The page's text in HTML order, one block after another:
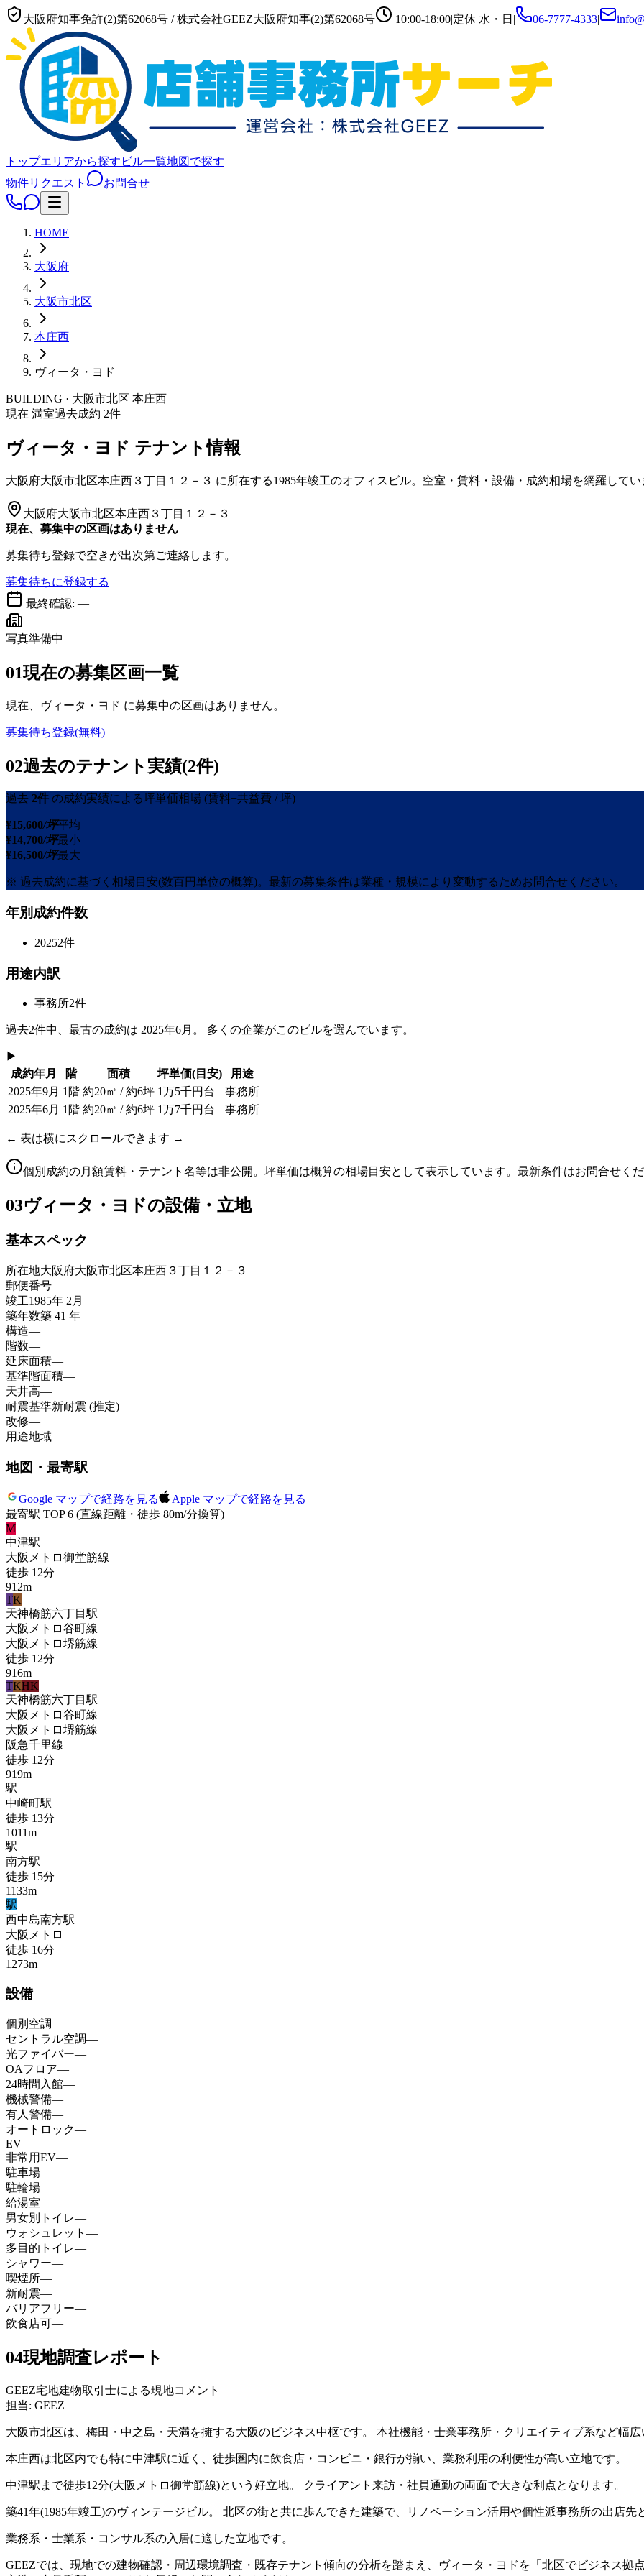
大阪府知事免許(2)第62068号 /株式会社GEEZ大阪府知事(2)第62068号 10:00-18:00|定休 水・日 | 06-7777-4333|
トップエリアから探す ビル一覧地図で探す
物件リクエスト
お問合せ
HOME
大阪府
大阪市北区
本庄西
ヴィータ・ヨド
BUILDING · 大阪市北区 本庄西
現在 満室過去成約 2件
ヴィータ・ヨド テナント情報
大阪府大阪市北区本庄西３丁目１２－３ に所在する1985年竣工のオフィスビル。空室・賃料・設備・成約相場を網羅してい
大阪府大阪市北区本庄西３丁目１２－３
現在、募集中の区画はありません
募集待ち登録で空きが出次第ご連絡します。
募集待ちに登録する
最終確認: —
写真準備中
01現在の募集区画一覧
現在、 ヴィータ・ヨド に募集中の区画はありません。
募集待ち登録(無料)
02過去のテナント実績(2件)
過去 2件 の成約実績による坪単価相場 (賃料+共益費 / 坪)
¥15,600/坪平均
¥14,700/坪最小
¥16,500/坪最大
※ 過去成約に基づく相場目安(数百円単位の概算)。最新の募集条件は業種・規模により変動するためお問合せください。
年別成約件数
20252件
用途内訳
事務所2件
過去2件中、最古の成約は 2025年6月 。 多くの企業がこのビルを選んでいます。
▶
成約年月
階 面積 坪単価(目安)
用途
2025年9月 1階 約20㎡ / 約6坪 1万5千円台
事務所
2025年6月 1階 約20㎡ / 約6坪 1万7千円台 事務所
← 表は横にスクロールできます →
個別成約の月額賃料・テナント名等は非公開。坪単価は概算の相場目安として表示しています。最新条件はお問合せく
03ヴィータ・ヨドの設備・立地
基本スペック
所在地大阪府大阪市北区本庄西３丁目１２－３
郵便番号—
竣工1985年 2月
築年数築 41 年
構造—
階数—
延床面積—
基準階面積—
天井高—
耐震基準新耐震 (推定)
改修—
用途地域—
地図・最寄駅
Google マップで経路を見る
Apple マップで経路を見る
最寄駅 TOP 6 (直線距離・徒歩 80m/分換算)
M
中津駅
大阪メトロ御堂筋線
徒歩 12分
912m
TK
天神橋筋六丁目 駅
大阪メトロ谷町線
大阪メトロ堺筋線
徒歩 12分
916m
TKHK
天神橋筋六丁目 駅
大阪メトロ谷町線
大阪メトロ堺筋線
阪急千里線
徒歩 12分
919m
駅
中崎町駅
徒歩 13分
1011m
駅
南方駅
徒歩 15分
1133m
駅
西中島南方駅
大阪メトロ
徒歩 16分
1273m
設備
個別空調—
セントラル空調—
光ファイバー—
OAフロア—
24時間入館—
機械警備—
有人警備—
オートロック—
EV—
非常用EV—
駐車場—
駐輪場—
給湯室—
男女別トイレ—
ウォシュレット —
多目的トイレ—
シャワー—
喫煙所—
新耐震—
バリアフリー—
飲食店可—
04現地調査レポート
GEEZ宅地建物取引士による現地コメント
担当: GEEZ
大阪市北区は、梅田・中之島・天満を擁する大阪のビジネス中枢です。 本社機能・士業事務所・クリエイティブ系など幅
本庄西は北区内でも特に中津駅に近く、徒歩圏内に飲食店・コンビニ・銀行が揃い、業務利用の利便性が高い立地です。
中津駅まで徒歩12分(大阪メトロ御堂筋線)という好立地。 クライアント来訪・社員通勤の両面で大きな利点となります。
築41年(1985年竣工)のヴィンテージビル。 北区の街と共に歩んできた建築で、リノベーション活用や個性派事務所の出店先
業務系・士業系・コンサル系の入居に適した立地です。
GEEZでは、現地での建物確認・周辺環境調査・既存テナント傾向の分析を踏まえ、ヴィータ・ヨドを「北区でビジネス拠